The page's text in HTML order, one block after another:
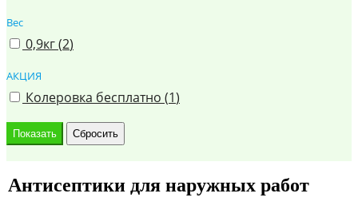
Вес
0,9кг (2)
АКЦИЯ
Колеровка бесплатно (1)
Антисептики для наружных работ